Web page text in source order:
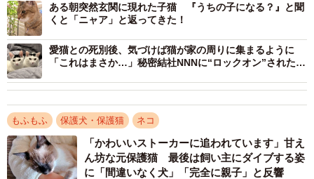
2/12
先代猫ちゃん
すると同時期、不思議なことになぜか野良猫たちが自宅の
中庭へやってくるように。猫たちはやがて、家の中へ入っ
てくるようになり、リビングにまで行動範囲を広げるなど
行動が大胆になっていきました。
ある朝突然玄関に現れた子猫 『うちの子になる？』と聞
くと「ニャア」と返ってきた！
愛猫との死別後、気づけば猫が家の周りに集まるように
「これはまさか…」秘密結社NNNに“ロックオン”された女
もふもふ 保護犬・保護猫 ネコ
「かわいいストーカーに追われています」甘え
ん坊な元保護猫 最後は飼い主にダイブする姿
に「間違いなく犬」「完全に親子」と反響